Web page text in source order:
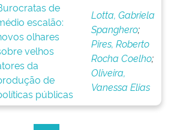
de
escalão:
olhares
velhos
da
de
públicas
Lotta, Gabriela
Spanghero;
Pires, Roberto
Rocha Coelho;
Oliveira,
Vanessa Elias